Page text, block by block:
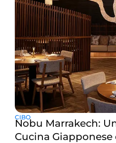
CIBO
Nobu Marrakech:
Cucina Giapponese